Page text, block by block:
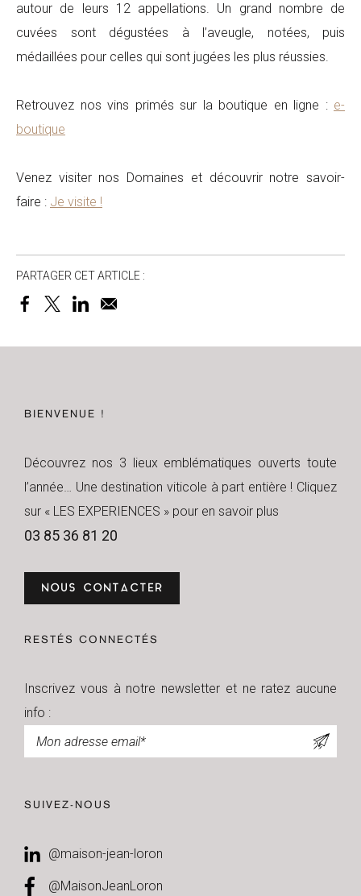
autour de leurs 12 appellations. Un grand nombre de
cuvées sont dégustées à l’aveugle, notées, puis
médaillées pour celles qui sont jugées les plus réussies.
Retrouvez nos vins primés sur la boutique en ligne : e-
boutique
Venez visiter nos Domaines et découvrir notre savoir-
faire : Je visite !
PARTAGER CET ARTICLE :
BIENVENUE !
Découvrez nos 3 lieux emblématiques ouverts toute
l’année… Une destination viticole à part entière ! Cliquez
sur « LES EXPERIENCES » pour en savoir plus
03 85 36 81 20
NOUS CONTACTER
RESTÉS CONNECTÉS
Inscrivez vous à notre newsletter et ne ratez aucune
info :
SUIVEZ-NOUS
@maison-jean-loron
@MaisonJeanLoron